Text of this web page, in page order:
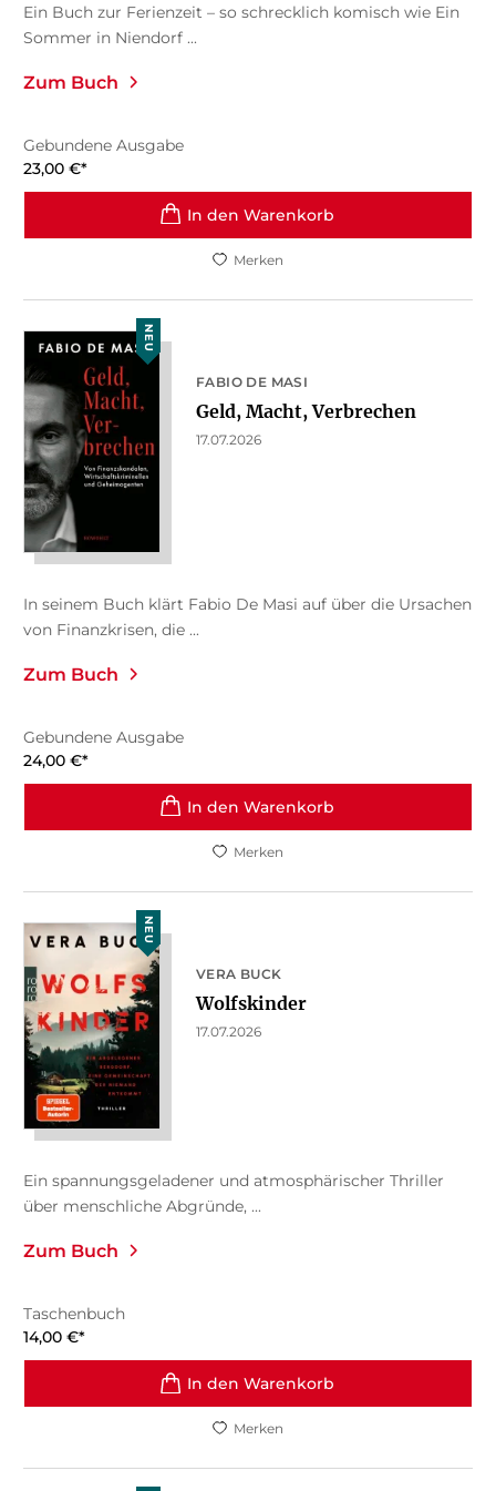
Ein Buch zur Ferienzeit – so schrecklich komisch wie Ein
Sommer in Niendorf ...
Zum Buch
Gebundene Ausgabe
23,00 €*
In den Warenkorb
Merken
NEU
FABIO DE MASI
Geld, Macht, Verbrechen
17.07.2026
In seinem Buch klärt Fabio De Masi auf über die Ursachen
von Finanzkrisen, die ...
Zum Buch
Gebundene Ausgabe
24,00 €*
In den Warenkorb
Merken
NEU
VERA BUCK
Wolfskinder
17.07.2026
Ein spannungsgeladener und atmosphärischer Thriller
über menschliche Abgründe, ...
Zum Buch
Taschenbuch
14,00 €*
In den Warenkorb
Merken